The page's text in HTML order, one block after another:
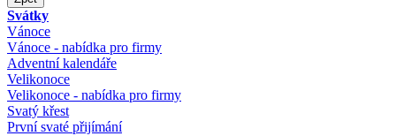
Svátky
Vánoce
Vánoce - nabídka pro firmy
Adventní kalendáře
Velikonoce
Velikonoce - nabídka pro firmy
Svatý křest
První svaté přijímání